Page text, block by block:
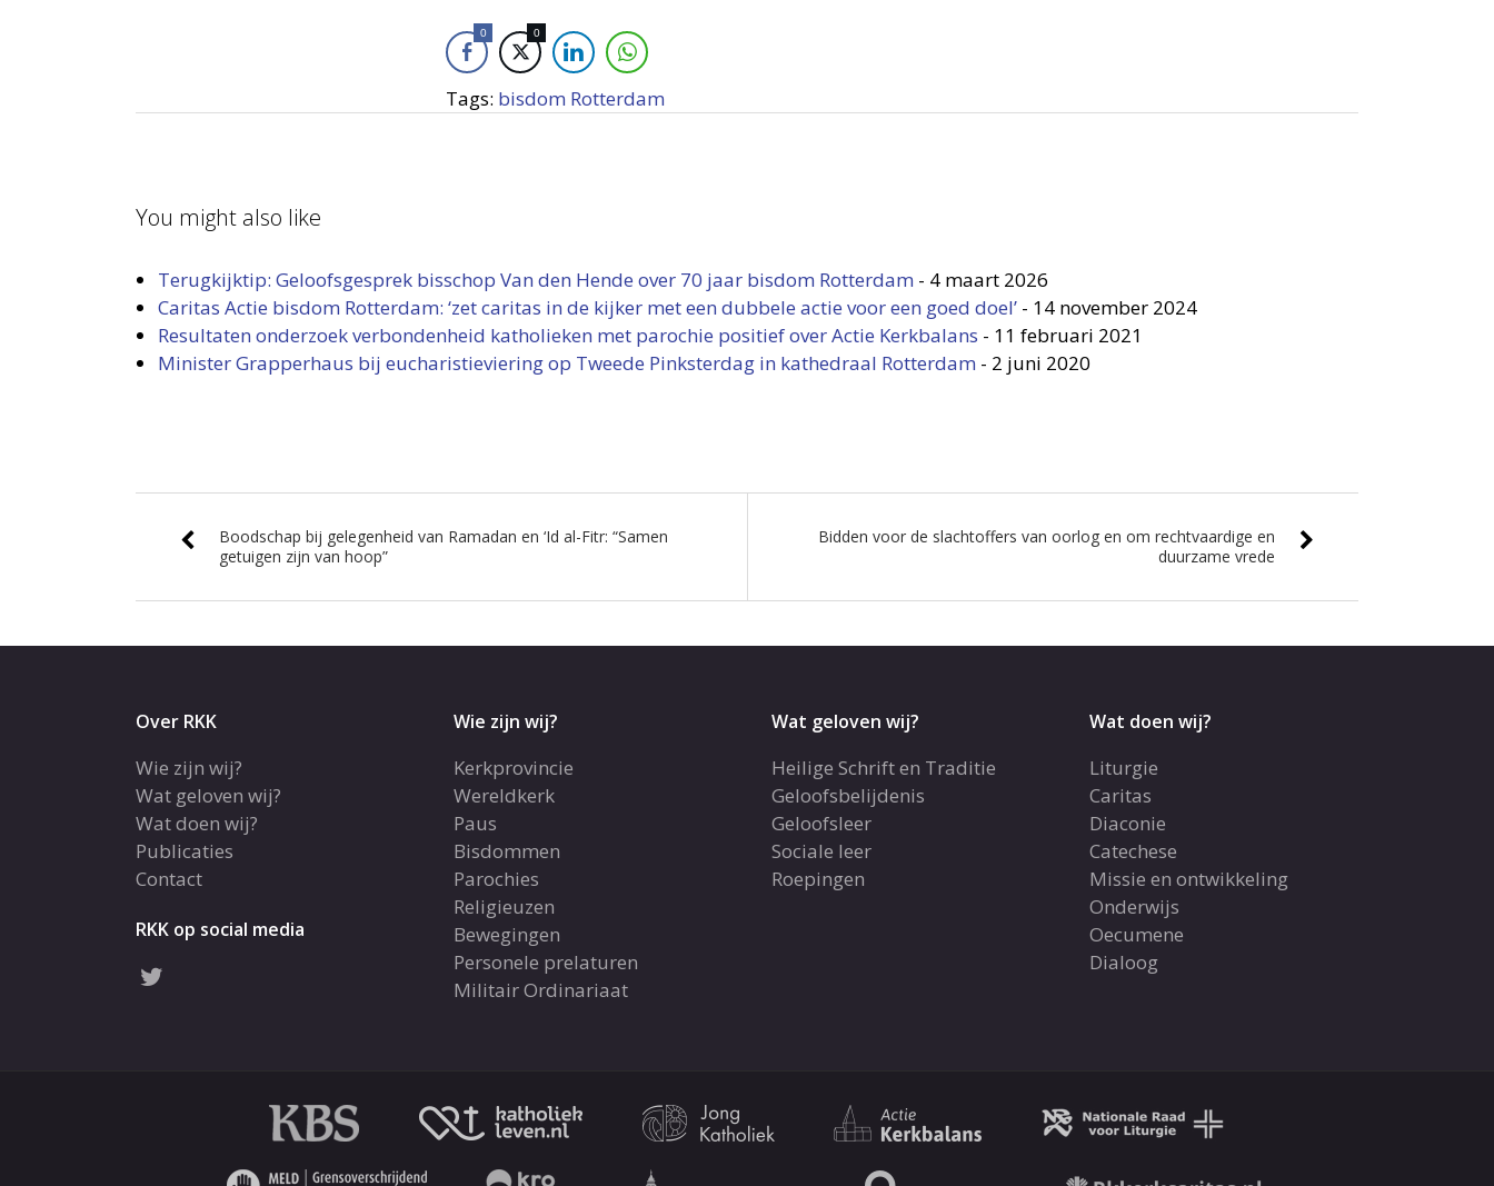
0 0
Tags: bisdom Rotterdam
You might also like
Terugkijktip: Geloofsgesprek bisschop Van den Hende over 70 jaar bisdom Rotterdam - 4 maart 2026
Caritas Actie bisdom Rotterdam: ‘zet caritas in de kijker met een dubbele actie voor een goed doel’ - 14 november 2024
Resultaten onderzoek verbondenheid katholieken met parochie positief over Actie Kerkbalans - 11 februari 2021
Minister Grapperhaus bij eucharistieviering op Tweede Pinksterdag in kathedraal Rotterdam - 2 juni 2020
Boodschap bij gelegenheid van Ramadan en ‘Id al-Fitr: “Samen
getuigen zijn van hoop”
Bidden voor de slachtoffers van oorlog en om rechtvaardige en
duurzame vrede
Over RKK
Wie zijn wij?
Wat geloven wij?
Wat doen wij?
Publicaties
Contact
RKK op social media
Wie zijn wij?
Kerkprovincie
Wereldkerk
Paus
Bisdommen
Parochies
Religieuzen
Bewegingen
Personele prelaturen
Militair Ordinariaat
Wat geloven wij?
Heilige Schrift en Traditie
Geloofsbelijdenis
Geloofsleer
Sociale leer
Roepingen
Wat doen wij?
Liturgie
Caritas
Diaconie
Catechese
Missie en ontwikkeling
Onderwijs
Oecumene
Dialoog